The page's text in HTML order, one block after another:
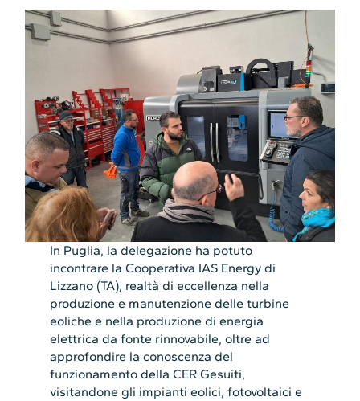
In Puglia, la delegazione ha potuto
incontrare la Cooperativa IAS Energy di
Lizzano (TA), realtà di eccellenza nella
produzione e manutenzione delle turbine
eoliche e nella produzione di energia
elettrica da fonte rinnovabile, oltre ad
approfondire la conoscenza del
funzionamento della CER Gesuiti,
visitandone gli impianti eolici, fotovoltaici e